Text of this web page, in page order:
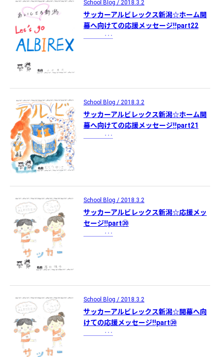
School Blog / 2018.3.2
サッカーアルビレックス新潟☆ホーム開
幕へ向けての応援メッセージ!!part22
･･･
School Blog / 2018.3.2
サッカーアルビレックス新潟☆ホーム開
幕へ向けての応援メッセージ!!part21
･･･
School Blog / 2018.3.2
サッカーアルビレックス新潟☆応援メッ
セージ!!part⑳
･･･
School Blog / 2018.3.2
サッカーアルビレックス新潟☆開幕へ向
けての応援メッセージ!!part⑳
･･･